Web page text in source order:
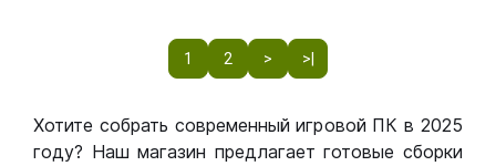
1 2 > >|
Хотите собрать современный игровой ПК в 2025
году? Наш магазин предлагает готовые сборки